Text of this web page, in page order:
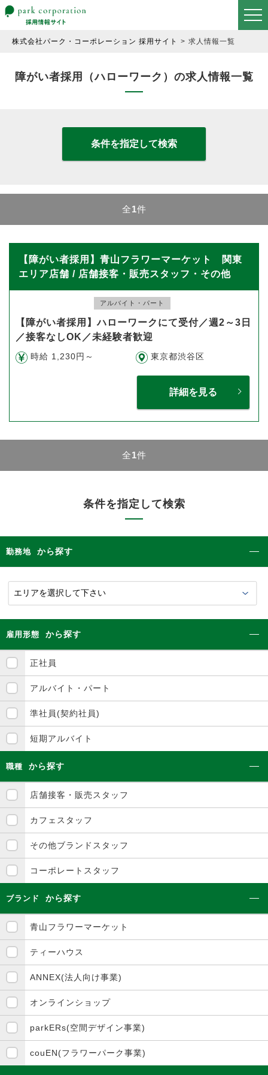
株式会社パーク・コーポレーション 採用サイト 求人情報一覧
障がい者採用（ハローワーク）の求人情報一覧
条件を指定して検索
全1件
【障がい者採用】青山フラワーマーケット 関東
エリア店舗 / 店舗接客・販売スタッフ・その他
アルバイト・パート
【障がい者採用】ハローワークにて受付／週2～3日
／接客なしOK／未経験者歓迎
時給 1,230円～ 東京都渋谷区
詳細を見る
全1件
条件を指定して検索
勤務地 から探す
雇用形態 から探す
正社員
アルバイト・パート
準社員(契約社員)
短期アルバイト
職種 から探す
店舗接客・販売スタッフ
カフェスタッフ
その他ブランドスタッフ
コーポレートスタッフ
ブランド から探す
青山フラワーマーケット
ティーハウス
ANNEX(法人向け事業)
オンラインショップ
parkERs(空間デザイン事業)
couEN(フラワーパーク事業)